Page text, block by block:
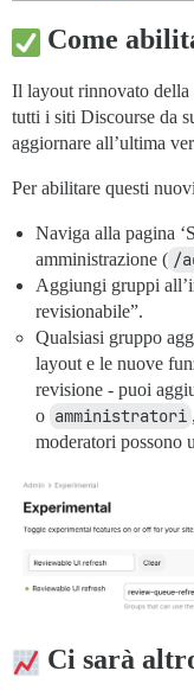
Come
Il layout rinnovato della
tutti i siti Discourse da
aggiornare all’ultima
Per abilitare questi
Naviga alla pagina
amministrazione ( /
Aggiungi gruppi
revisionabile”.
Qualsiasi gruppo
layout e le nuove
revisione - puoi
o amministratori
moderatori possono
Ci sarà